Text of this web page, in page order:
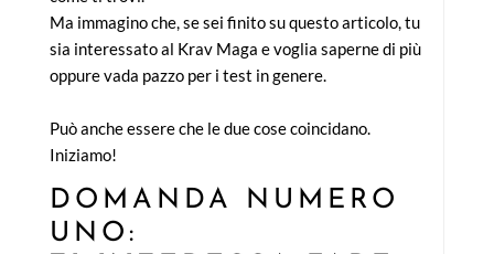
Ma immagino che, se sei finito su questo articolo, tu
sia interessato al Krav Maga e voglia saperne di più
oppure vada pazzo per i test in genere.
Può anche essere che le due cose coincidano.
Iniziamo!
DOMANDA NUMERO
UNO: